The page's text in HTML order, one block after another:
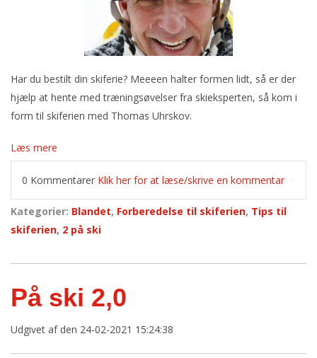
Har du bestilt din skiferie? Meeeen halter formen lidt, så er der
hjælp at hente med træningsøvelser fra skieksperten, så kom i
form til skiferien med Thomas Uhrskov.
Læs mere
0 Kommentarer Klik her for at læse/skrive en kommentar
Kategorier: Blandet, Forberedelse til skiferien, Tips til
skiferien, 2 på ski
På ski 2,0
Udgivet af den 24-02-2021 15:24:38